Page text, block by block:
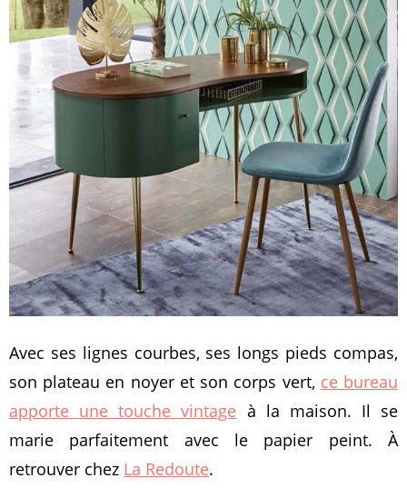
Avec ses lignes courbes, ses longs pieds compas,
son plateau en noyer et son corps vert, ce bureau
apporte une touche vintage à la maison. Il se
marie parfaitement avec le papier peint. À
retrouver chez La Redoute.